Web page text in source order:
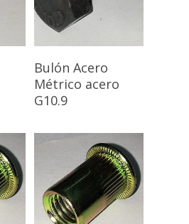
Leer Más
Bulón Acero
Métrico acero
G10.9
Accesorios Ferretería
Adhesivos /
Herramientas
Marcas
BOSCH
Contacto
Búsqueda
de
productos